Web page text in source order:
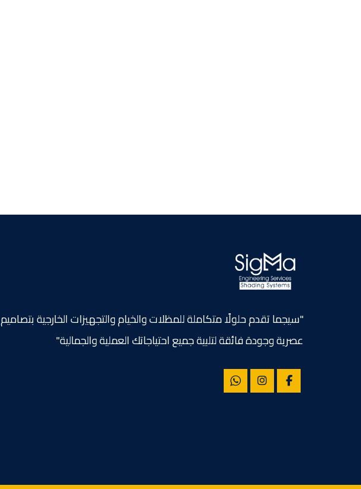
"سيجما تقدم حلولًا متكاملة للمظلات والخيام والتجهيزات الخارجية بتصاميم
عصرية وجودة فائقة لتلبية جميع احتياجاتك العملية والجمالية"